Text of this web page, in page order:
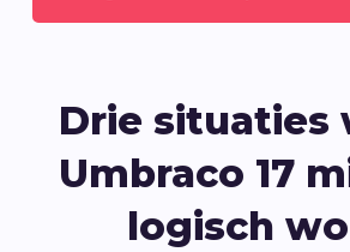
Drie situaties
Umbraco 17
logisch